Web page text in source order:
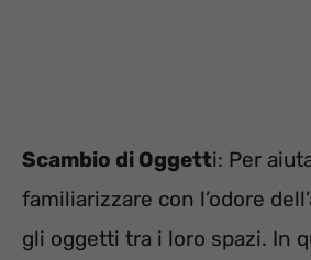
Scambio di Oggetti: Per
familiarizzare con l’odore
gli oggetti tra i loro spazi. In